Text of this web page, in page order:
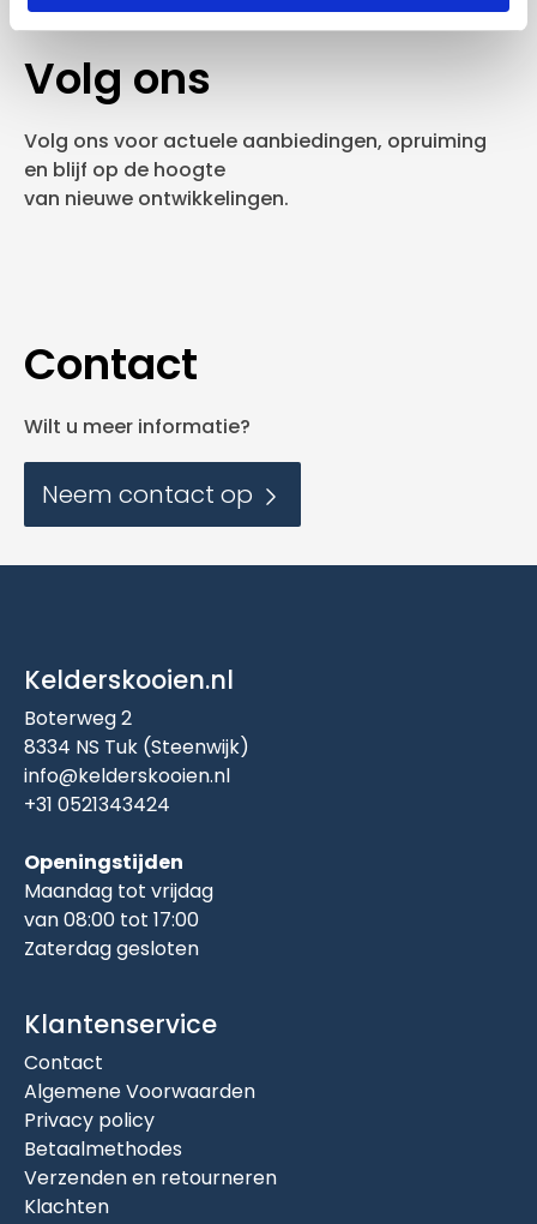
Volg ons
Volg ons voor actuele aanbiedingen, opruiming
en blijf op de hoogte
van nieuwe ontwikkelingen.
Contact
Wilt u meer informatie?
Neem contact op
Kelderskooien.nl
Boterweg 2
8334 NS Tuk (Steenwijk)
info@kelderskooien.nl
+31 0521343424
Openingstijden
Maandag tot vrijdag
van 08:00 tot 17:00
Zaterdag gesloten
Klantenservice
Contact
Algemene Voorwaarden
Privacy policy
Betaalmethodes
Verzenden en retourneren
Klachten